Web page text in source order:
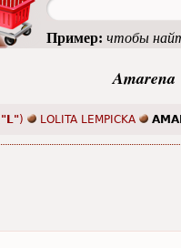
"L") LOLITA LEMPICKA
Пример: чтобы